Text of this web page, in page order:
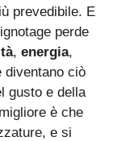
prevedibile. E
perde
, energia,
diventano ciò
gusto e della
è che
e si